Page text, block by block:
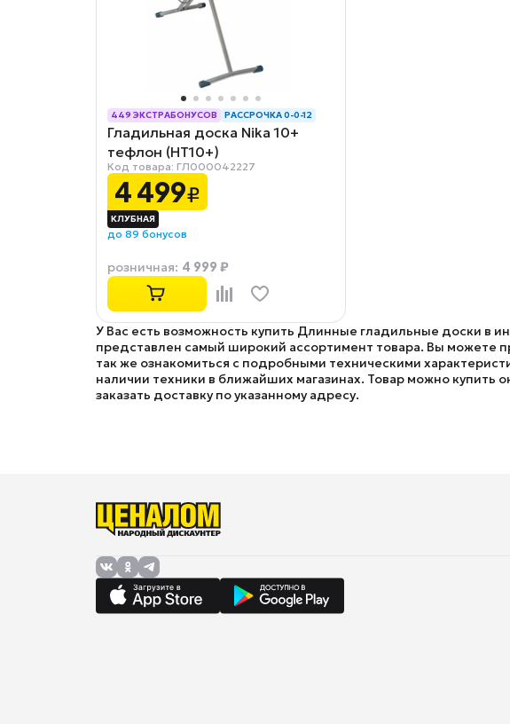
449 ЭКСТРАБОНУСОВ РАССРОЧКА 0-0-12
Гладильная доска Nika 10+
тефлон (НТ10+)
Код товара: ГЛ000042227
4 499₽
до 89 бонусов
розничная: 4 999 ₽
У Вас есть возможность купить Длинные гладильные доски в
представлен самый широкий ассортимент товара. Вы можете
так же ознакомиться с подробными техническими
наличии техники в ближайших магазинах. Товар можно купить
заказать доставку по указанному адресу.